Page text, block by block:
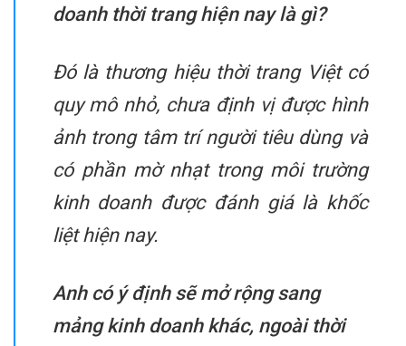
doanh thời trang hiện nay là gì?
Đó là thương hiệu thời trang Việt có
quy mô nhỏ, chưa định vị được hình
ảnh trong tâm trí người tiêu dùng và
có phần mờ nhạt trong môi trường
kinh doanh được đánh giá là khốc
liệt hiện nay.
Anh có ý định sẽ mở rộng sang
mảng kinh doanh khác, ngoài thời